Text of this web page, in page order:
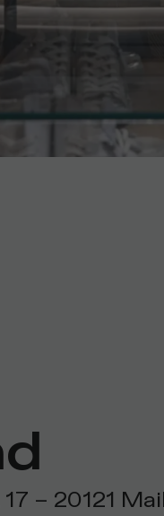
− 20121